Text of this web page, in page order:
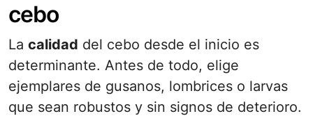
cebo
La calidad del cebo desde el inicio es
determinante. Antes de todo, elige
ejemplares de gusanos, lombrices o larvas
que sean robustos y sin signos de deterioro.